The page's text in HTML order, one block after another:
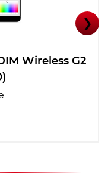
Wireless G2
❯